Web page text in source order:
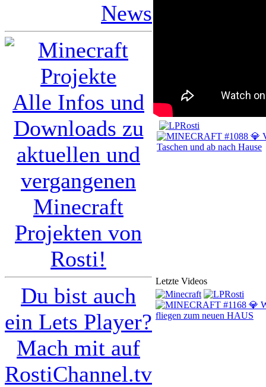
News
Alle Infos und
Downloads zu
aktuellen und
vergangenen
Minecraft
Projekten von
Rosti!
Du bist auch
ein Lets Player?
Mach mit auf
RostiChannel.tv
Letzte Videos